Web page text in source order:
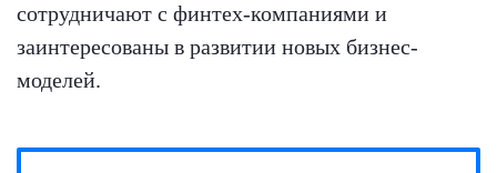
сотрудничают с финтех-компаниями и
заинтересованы в развитии новых бизнес-
моделей.